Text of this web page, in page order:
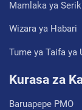
Mamlaka ya
Wizara ya Habari
Tume ya Taifa ya
Kurasa za
Baruapepe PMO